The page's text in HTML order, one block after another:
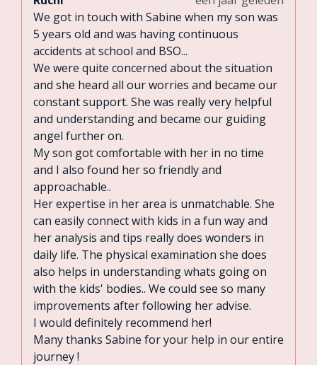
We got in touch with Sabine when my son was
5 years old and was having continuous
accidents at school and BSO...
We were quite concerned about the situation
and she heard all our worries and became our
constant support. She was really very helpful
and understanding and became our guiding
angel further on.
My son got comfortable with her in no time
and I also found her so friendly and
approachable..
Her expertise in her area is unmatchable. She
can easily connect with kids in a fun way and
her analysis and tips really does wonders in
daily life. The physical examination she does
also helps in understanding whats going on
with the kids' bodies.. We could see so many
improvements after following her advise.
I would definitely recommend her!
Many thanks Sabine for your help in our entire
journey !